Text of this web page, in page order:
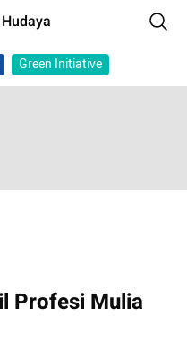
Green Initiative
Profesi Mulia